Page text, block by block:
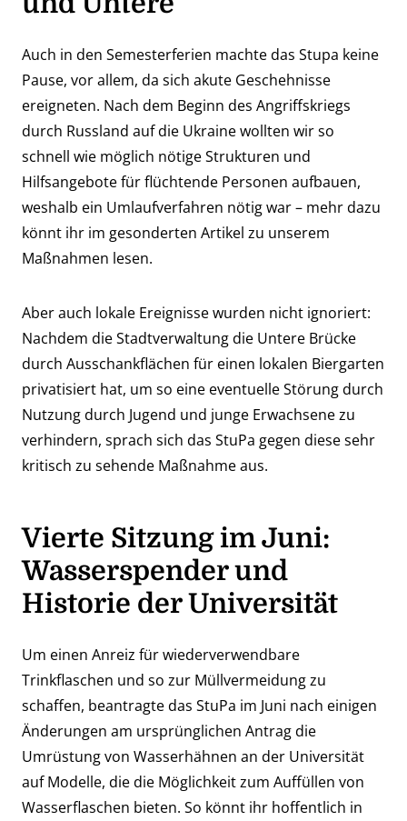
Auch in den Semesterferien machte das Stupa keine
Pause, vor allem, da sich akute Geschehnisse
ereigneten. Nach dem Beginn des Angriffskriegs
durch Russland auf die Ukraine wollten wir so
schnell wie möglich nötige Strukturen und
Hilfsangebote für flüchtende Personen aufbauen,
weshalb ein Umlaufverfahren nötig war – mehr dazu
könnt ihr im gesonderten Artikel zu unserem
Maßnahmen lesen.
Aber auch lokale Ereignisse wurden nicht ignoriert:
Nachdem die Stadtverwaltung die Untere Brücke
durch Ausschankflächen für einen lokalen Biergarten
privatisiert hat, um so eine eventuelle Störung durch
Nutzung durch Jugend und junge Erwachsene zu
verhindern, sprach sich das StuPa gegen diese sehr
kritisch zu sehende Maßnahme aus.
Vierte Sitzung im Juni:
Wasserspender und
Historie der Universität
Um einen Anreiz für wiederverwendbare
Trinkflaschen und so zur Müllvermeidung zu
schaffen, beantragte das StuPa im Juni nach einigen
Änderungen am ursprünglichen Antrag die
Umrüstung von Wasserhähnen an der Universität
auf Modelle, die die Möglichkeit zum Auffüllen von
Wasserflaschen bieten. So könnt ihr hoffentlich in